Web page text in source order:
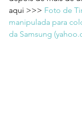
aqui >>> Foto de
manipulada para
da Samsung (